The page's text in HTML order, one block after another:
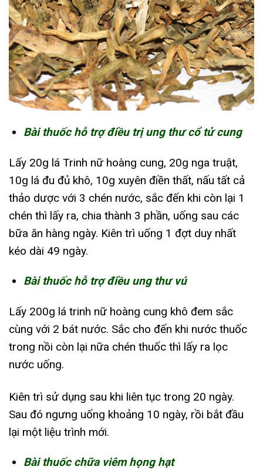
Bài thuốc hỗ trợ điều trị ung thư cổ tử cung
Lấy 20g lá Trinh nữ hoàng cung, 20g nga truật,
10g lá đu đủ khô, 10g xuyên điền thất, nấu tất cả
thảo dược với 3 chén nước, sắc đến khi còn lại 1
chén thì lấy ra, chia thành 3 phần, uống sau các
bữa ăn hàng ngày. Kiên trì uống 1 đợt duy nhất
kéo dài 49 ngày.
Bài thuốc hỗ trợ điều ung thư vú
Lấy 200g lá trinh nữ hoàng cung khô đem sắc
cùng với 2 bát nước. Sắc cho đến khi nước thuốc
trong nồi còn lại nữa chén thuốc thì lấy ra lọc
nước uống.
Kiên trì sử dụng sau khi liên tục trong 20 ngày.
Sau đó ngưng uống khoảng 10 ngày, rồi bắt đầu
lại một liệu trình mới.
Bài thuốc chữa viêm họng hạt